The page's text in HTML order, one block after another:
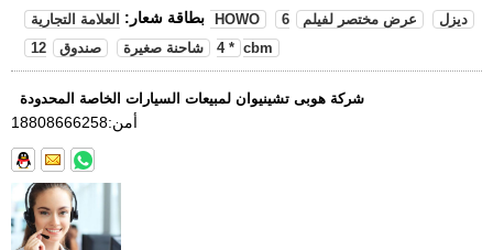
بطاقة شعار: العلامة التجارية HOWO ديزل عرض مختصر لفيلم
6
* 4
شاحنة صغيرة صندوق 12cbm
شركة هوبى تشينيوان لمبيعات السيارات الخاصة المحدودة
أمن:18808666258